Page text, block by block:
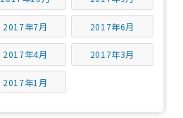
2017年7月 2017年6月
2017年4月 2017年3月
2017年1月